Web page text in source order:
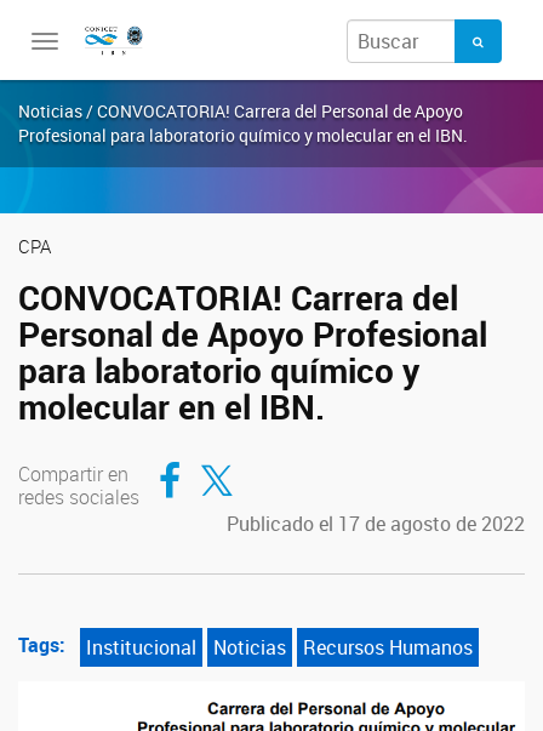
Toggle
Noticias / CONVOCATORIA! Carrera del Personal de Apoyo
Profesional para laboratorio químico y molecular en el IBN.
CPA
CONVOCATORIA! Carrera del
Personal de Apoyo Profesional
para laboratorio químico y
molecular en el IBN.
Compartir en
redes sociales
Compartir en Facebook
Compartir en Twitter
Publicado el 17 de agosto de 2022
Tags: Institucional Noticias Recursos Humanos